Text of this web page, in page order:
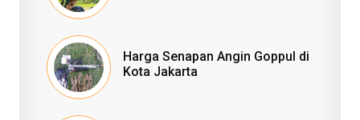
Harga Senapan Angin Goppul di
Kota Jakarta